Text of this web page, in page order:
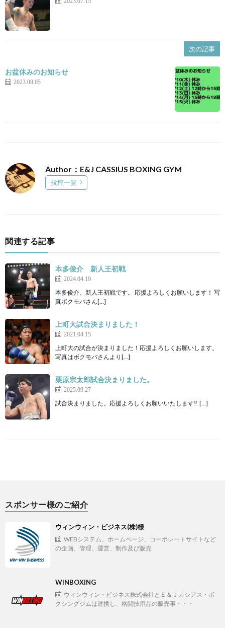
次の記事
お盆休みのお知らせ
2023.08.05
Author：E&J CASSIUS BOXING GYM
投稿一覧
関連する記事
本多俊介 新人王初戦
2024.04.19
本多俊介、新人王初戦です。 応援よろしくお願いします！ 写
真ボクモバさん[…]
上町大試合決まりました！
2021.04.15
上町大の試合が決まりました！応援よろしくお願いします。
写真はボクモバさんより[…]
栗原宗太郎試合決まりました。
2025.09.27
試合決まりました。応援よろしくお願いいたします‼ […]
スポンサー様のご紹介
ウィンウィン・ビジネス(株)様
WEBシステム、ホームページ、コーポレートサイトなど
の企画、管理、運営、制作及び販売
WINBOXING
ウィンウィン・ビジネス株式会社とＥ＆Ｊカシアス・ボ
クシングジムは連携し、格闘技用品の販売事・・・